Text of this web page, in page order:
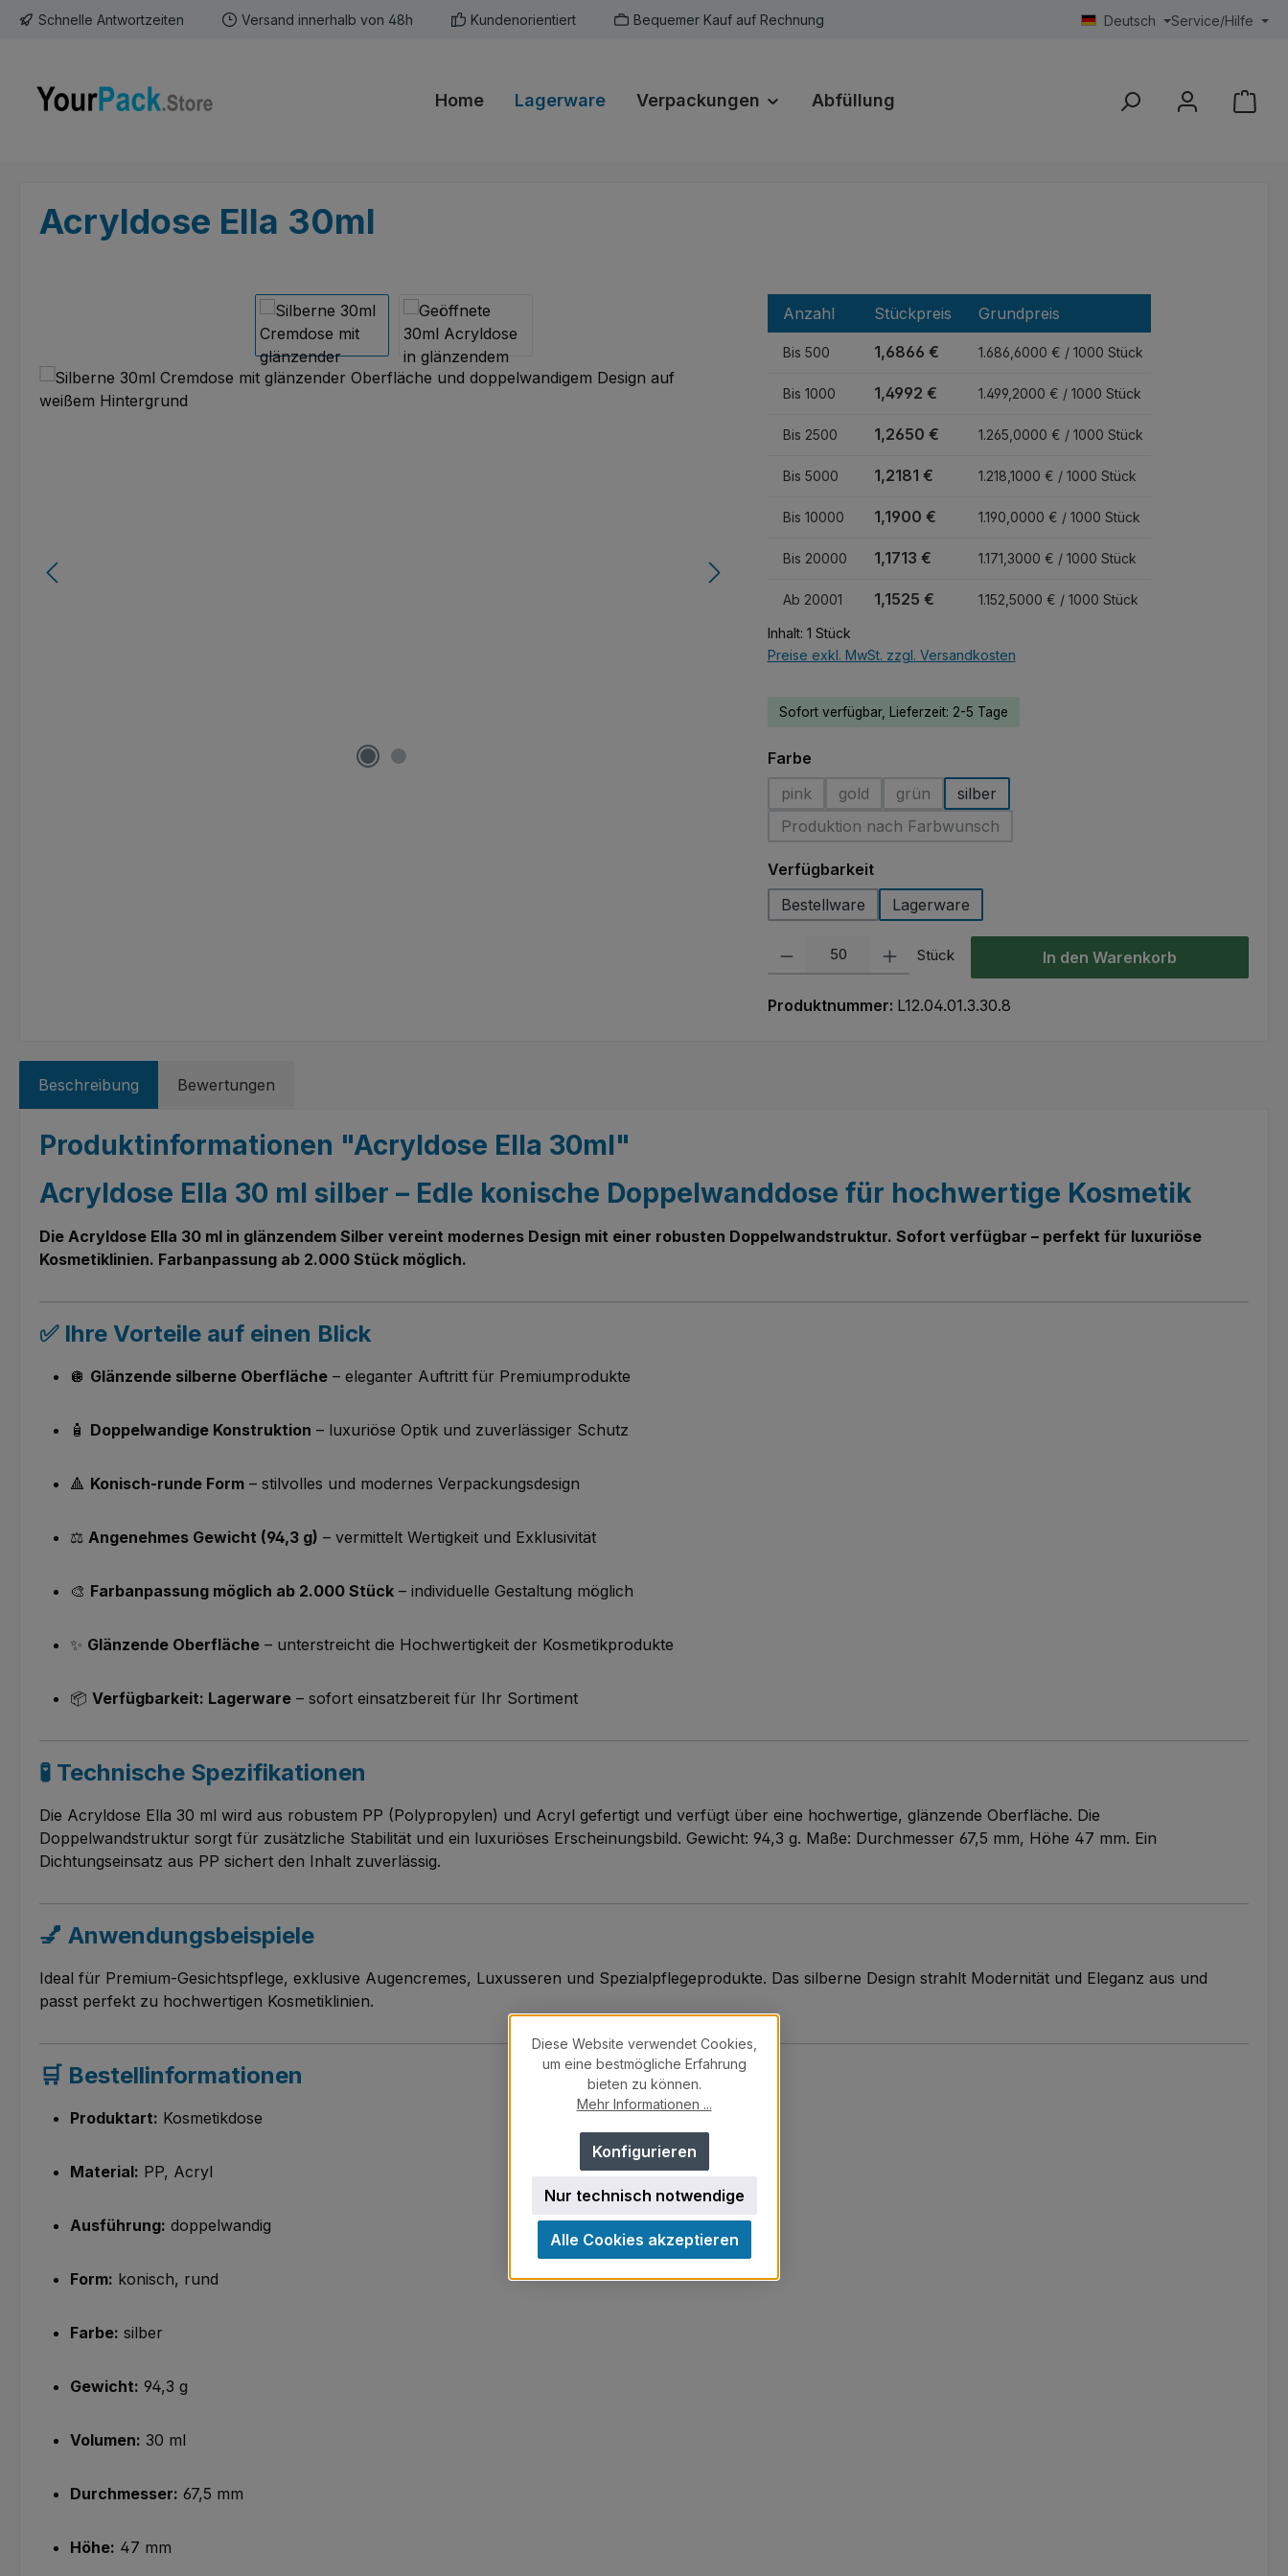
Hauptinhalt springen
Zur Suche springen
Zur Hauptnavigation springen
Schnelle Antwortzeiten Versand innerhalb von 48h Kundenorientiert Bequemer Kauf auf Rechnung Deutsch Service/Hilfe
Home Lagerware Verpackungen Abfüllung
Acryldose Ella 30ml
Anzahl
Stückpreis Grundpreis
Bis 500 1,6866 € 1.686,6000 € / 1000 Stück
Bis 1000 1,4992 € 1.499,2000 € / 1000 Stück
Bis 2500 1,2650 € 1.265,0000 € / 1000 Stück
Bis 5000 1,2181 € 1.218,1000 € / 1000 Stück
Bis 10000 1,1900 € 1.190,0000 € / 1000 Stück
Bis 20000 1,1713 € 1.171,3000 € / 1000 Stück
Ab 20001 1,1525 € 1.152,5000 € / 1000 Stück
Inhalt: 1 Stück
Preise exkl. MwSt. zzgl. Versandkosten
Sofort verfügbar, Lieferzeit: 2-5 Tage
Farbeauswählen
pink
(Diese Option ist zurzeit nicht verfügbar.)
gold
(Diese Option ist zurzeit nicht verfügbar.)
grün
(Diese Option ist zurzeit nicht verfügbar.)
silber
Produktion nach Farbwunsch
(Diese Option ist zurzeit nicht verfügbar.)
Verfügbarkeitauswählen
Bestellware
Lagerware
Produkt Anzahl: Gib den gewünschten Wert ein oder benutze die Schaltflächen
Stück In den Warenkorb
Produktnummer: L12.04.01.3.30.8
Beschreibung Bewertungen
Produktinformationen "Acryldose Ella 30ml"
Acryldose Ella 30 ml silber – Edle konische Doppelwanddose für hochwertige Kosmetik
Die Acryldose Ella 30 ml in glänzendem Silber vereint modernes Design mit einer robusten Doppelwandstruktur. Sofort verfügbar – perfekt für luxuriöse
Kosmetiklinien. Farbanpassung ab 2.000 Stück möglich.
✅ Ihre Vorteile auf einen Blick
🪩 Glänzende silberne Oberfläche – eleganter Auftritt für Premiumprodukte
🧴 Doppelwandige Konstruktion – luxuriöse Optik und zuverlässiger Schutz
🔺 Konisch-runde Form – stilvolles und modernes Verpackungsdesign
⚖️ Angenehmes Gewicht (94,3 g) – vermittelt Wertigkeit und Exklusivität
🎨 Farbanpassung möglich ab 2.000 Stück – individuelle Gestaltung möglich
✨ Glänzende Oberfläche – unterstreicht die Hochwertigkeit der Kosmetikprodukte
📦 Verfügbarkeit: Lagerware – sofort einsatzbereit für Ihr Sortiment
🧪 Technische Spezifikationen
Die Acryldose Ella 30 ml wird aus robustem PP (Polypropylen) und Acryl gefertigt und verfügt über eine hochwertige, glänzende Oberfläche. Die
Doppelwandstruktur sorgt für zusätzliche Stabilität und ein luxuriöses Erscheinungsbild. Gewicht: 94,3 g. Maße: Durchmesser 67,5 mm, Höhe 47 mm. Ein
Dichtungseinsatz aus PP sichert den Inhalt zuverlässig.
💅 Anwendungsbeispiele
Ideal für Premium-Gesichtspflege, exklusive Augencremes, Luxusseren und Spezialpflegeprodukte. Das silberne Design strahlt Modernität und Eleganz aus und
passt perfekt zu hochwertigen Kosmetiklinien.
🛒 Bestellinformationen
Produktart: Kosmetikdose
Material: PP, Acryl
Ausführung: doppelwandig
Form: konisch, rund
Farbe: silber
Gewicht: 94,3 g
Volumen: 30 ml
Durchmesser: 67,5 mm
Höhe: 47 mm
Diese Website verwendet Cookies,
um eine bestmögliche Erfahrung
bieten zu können.
Mehr Informationen ...
Nur technisch notwendige
Konfigurieren
Alle Cookies akzeptieren